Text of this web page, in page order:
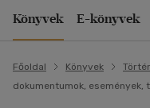
Könyvek E-könyvek
Főoldal Könyvek
dokumentumok, események,